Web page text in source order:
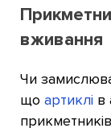
вживання
Чи
що артиклі в